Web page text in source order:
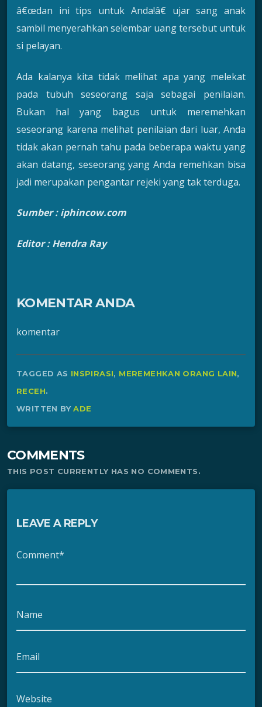
â€œdan ini tips untuk Anda!â€ ujar sang anak
sambil menyerahkan selembar uang tersebut untuk
si pelayan.
Ada kalanya kita tidak melihat apa yang melekat
pada tubuh seseorang saja sebagai penilaian.
Bukan hal yang bagus untuk meremehkan
seseorang karena melihat penilaian dari luar, Anda
tidak akan pernah tahu pada beberapa waktu yang
akan datang, seseorang yang Anda remehkan bisa
jadi merupakan pengantar rejeki yang tak terduga.
Sumber : iphincow.com
Editor : Hendra Ray
KOMENTAR ANDA
komentar
TAGGED AS INSPIRASI, MEREMEHKAN ORANG LAIN,
RECEH.
WRITTEN BYADE
COMMENTS
THIS POST CURRENTLY HAS NO COMMENTS.
LEAVE A REPLY
Comment*
Name
Email
Website